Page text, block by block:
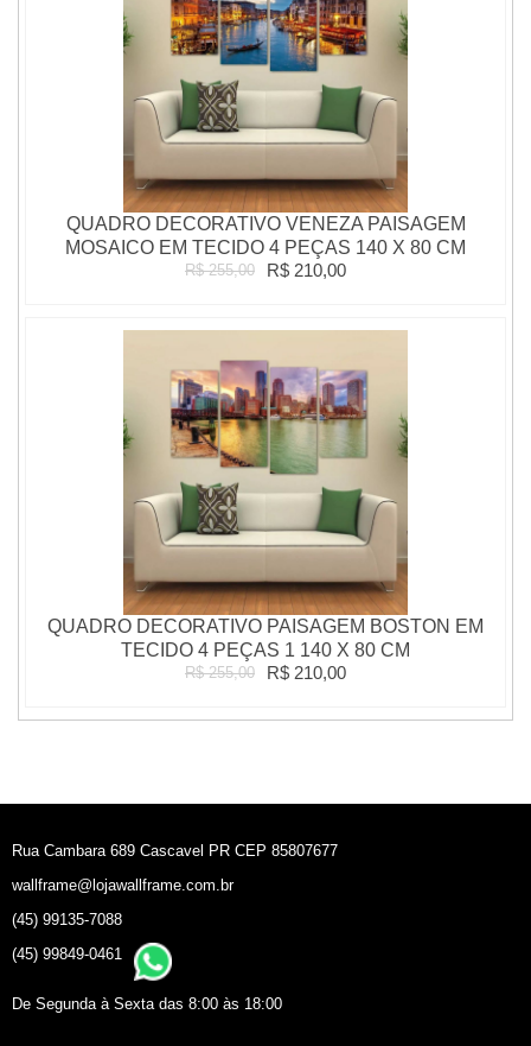
QUADRO DECORATIVO VENEZA PAISAGEM
MOSAICO EM TECIDO 4 PEÇAS 140 X 80 CM
R$ 255,00 R$ 210,00
QUADRO DECORATIVO PAISAGEM BOSTON EM
TECIDO 4 PEÇAS 1 140 X 80 CM
R$ 255,00 R$ 210,00
Rua Cambara 689 Cascavel PR CEP 85807677
wallframe@lojawallframe.com.br
(45) 99135-7088
(45) 99849-0461
De Segunda à Sexta das 8:00 às 18:00